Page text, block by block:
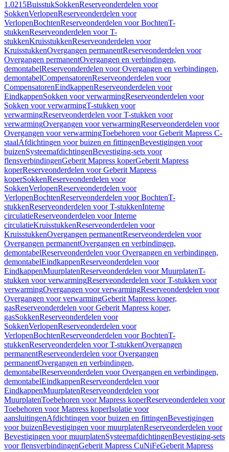
1.0215BuisstukSokkenReserveonderdelen voor
SokkenVerlopenReserveonderdelen voor
VerlopenBochtenReserveonderdelen voor BochtenT-
stukkenReserveonderdelen voor T-
stukkenKruisstukkenReserveonderdelen voor
KruisstukkenOvergangen permanentReserveonderdelen voor
Overgangen permanentOvergangen en verbindingen,
demontabelReserveonderdelen voor Overgangen en verbindingen,
demontabelCompensatorenReserveonderdelen voor
CompensatorenEindkappenReserveonderdelen voor
EindkappenSokken voor verwarmingReserveonderdelen voor
Sokken voor verwarmingT-stukken voor
verwarmingReserveonderdelen voor T-stukken voor
verwarmingOvergangen voor verwarmingReserveonderdelen voor
Overgangen voor verwarmingToebehoren voor Geberit Mapress C-
staalAfdichtingen voor buizen en fittingenBevestigingen voor
buizenSysteemafdichtingenBevestiging-sets voor
flensverbindingenGeberit Mapress koperGeberit Mapress
koperReserveonderdelen voor Geberit Mapress
koperSokkenReserveonderdelen voor
SokkenVerlopenReserveonderdelen voor
VerlopenBochtenReserveonderdelen voor BochtenT-
stukkenReserveonderdelen voor T-stukkenInterne
circulatieReserveonderdelen voor Interne
circulatieKruisstukkenReserveonderdelen voor
KruisstukkenOvergangen permanentReserveonderdelen voor
Overgangen permanentOvergangen en verbindingen,
demontabelReserveonderdelen voor Overgangen en verbindingen,
demontabelEindkappenReserveonderdelen voor
EindkappenMuurplatenReserveonderdelen voor MuurplatenT-
stukken voor verwarmingReserveonderdelen voor T-stukken voor
verwarmingOvergangen voor verwarmingReserveonderdelen voor
Overgangen voor verwarmingGeberit Mapress koper,
gasReserveonderdelen voor Geberit Mapress koper,
gasSokkenReserveonderdelen voor
SokkenVerlopenReserveonderdelen voor
VerlopenBochtenReserveonderdelen voor BochtenT-
stukkenReserveonderdelen voor T-stukkenOvergangen
permanentReserveonderdelen voor Overgangen
permanentOvergangen en verbindingen,
demontabelReserveonderdelen voor Overgangen en verbindingen,
demontabelEindkappenReserveonderdelen voor
EindkappenMuurplatenReserveonderdelen voor
MuurplatenToebehoren voor Mapress koperReserveonderdelen voor
Toebehoren voor Mapress koperIsolatie voor
aansluitingenAfdichtingen voor buizen en fittingenBevestigingen
voor buizenBevestigingen voor muurplatenReserveonderdelen voor
Bevestigingen voor muurplatenSysteemafdichtingenBevestiging-sets
voor flensverbindingenGeberit Mapress CuNiFeGeberit Mapress